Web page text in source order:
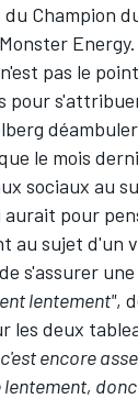
Champion
Energy.
pas le
pour
le mois
sociaux au
pour
au sujet d'un
s'assurer
lentement",
les deux
encore